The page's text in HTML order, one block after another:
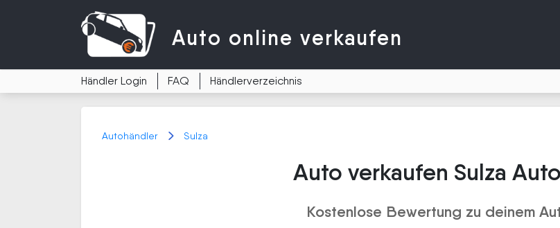
Auto online verkaufen
Händler Login FAQ Händlerverzeichnis
Autohändler Sulza
Auto verkaufen Sulza
Kostenlose Bewertung zu deinem